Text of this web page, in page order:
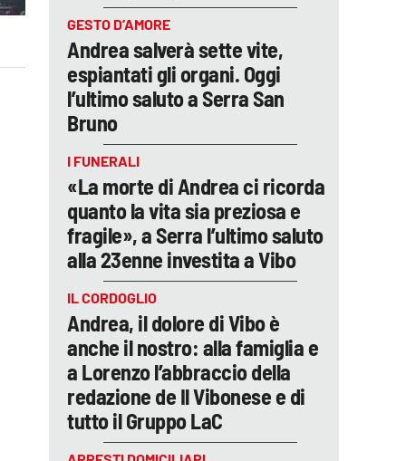
GESTO D’AMORE
Andrea salverà sette vite,
espiantati gli organi. Oggi
l’ultimo saluto a Serra San
Bruno
I FUNERALI
«La morte di Andrea ci ricorda
quanto la vita sia preziosa e
fragile», a Serra l’ultimo saluto
alla 23enne investita a Vibo
IL CORDOGLIO
Andrea, il dolore di Vibo è
anche il nostro: alla famiglia e
a Lorenzo l’abbraccio della
redazione de Il Vibonese e di
tutto il Gruppo LaC